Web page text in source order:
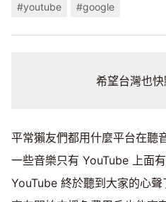
#youtube #google
希望台灣也
平常獺友們都用什麼平台在聽
一些音樂只有 YouTube 上面
YouTube 終於聽到大家的心